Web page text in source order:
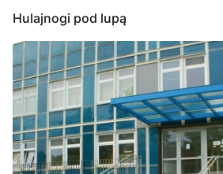
Hulajnogi pod lupą